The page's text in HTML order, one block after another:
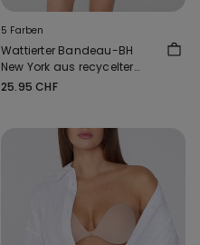
5 Farben
Wattierter Bandeau-BH
New York aus recycelter
Mikrofaser
25.95 CHF